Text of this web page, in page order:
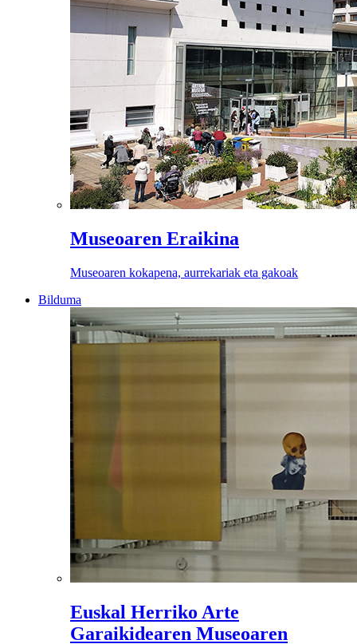
Museoaren Eraikina
Museoaren kokapena, aurrekariak eta gakoak
Bilduma
Euskal Herriko Arte
Garaikidearen Museoaren